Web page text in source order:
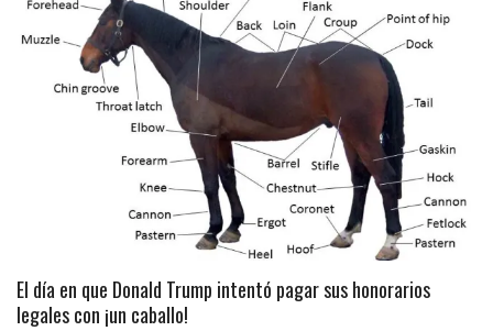
El día en que Donald Trump intentó pagar sus honorarios
legales con ¡un caballo!